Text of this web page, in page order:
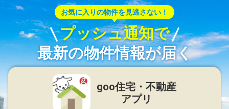
お気に入りの物件を見逃さない！
プッシュ通知で
最新の物件情報が届く
goo住宅・不動産
アプリ